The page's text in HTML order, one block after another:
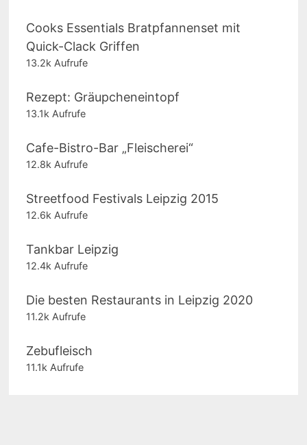
Cooks Essentials Bratpfannenset mit
Quick-Clack Griffen
13.2k Aufrufe
Rezept: Gräupcheneintopf
13.1k Aufrufe
Cafe-Bistro-Bar „Fleischerei“
12.8k Aufrufe
Streetfood Festivals Leipzig 2015
12.6k Aufrufe
Tankbar Leipzig
12.4k Aufrufe
Die besten Restaurants in Leipzig 2020
11.2k Aufrufe
Zebufleisch
11.1k Aufrufe